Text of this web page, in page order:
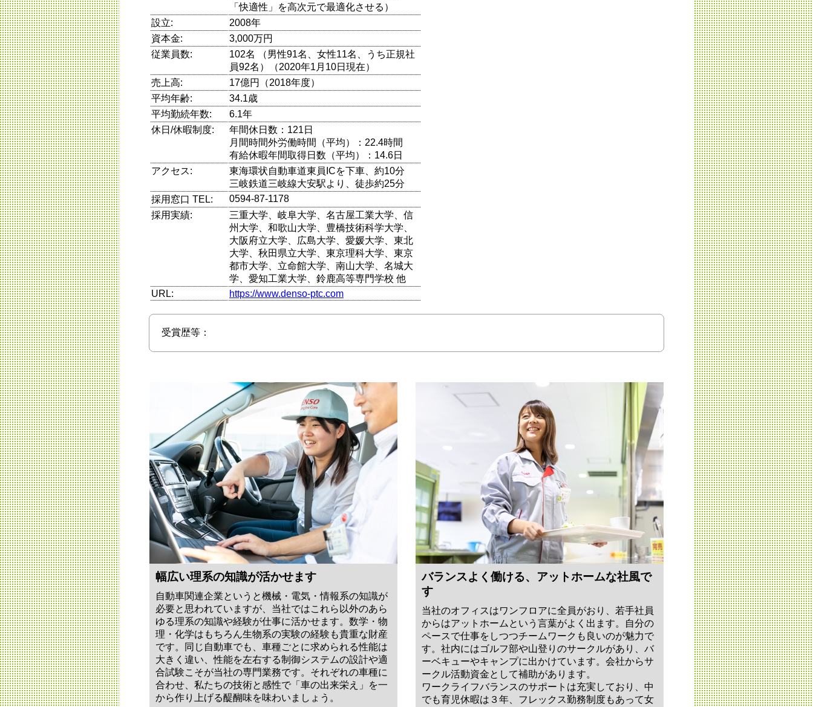
「快適性」を高次元で最適化させる）
設立:
2008年
資本金:
3,000万円
従業員数:
102名 （男性91名、女性11名、うち正規社
員92名）（2020年1月10日現在）
売上高:
17億円（2018年度）
平均年齢:
34.1歳
平均勤続年数:
6.1年
休日/休暇制度:
年間休日数：121日
月間時間外労働時間（平均）：22.4時間
有給休暇年間取得日数（平均）：14.6日
アクセス:
東海環状自動車道東員ICを下車、約10分
三岐鉄道三岐線大安駅より、徒歩約25分
採用窓口 TEL:
0594-87-1178
採用実績:
三重大学、岐阜大学、名古屋工業大学、信
州大学、和歌山大学、豊橋技術科学大学、
大阪府立大学、広島大学、愛媛大学、東北
大学、秋田県立大学、東京理科大学、東京
都市大学、立命館大学、南山大学、名城大
学、愛知工業大学、鈴鹿高等専門学校 他
URL:
https://www.denso-ptc.com
受賞歴等：
幅広い理系の知識が活かせます
自動車関連企業というと機械・電気・情報系の知識が
必要と思われていますが、当社ではこれら以外のあら
ゆる理系の知識や経験が仕事に活かせます。数学・物
理・化学はもちろん生物系の実験の経験も貴重な財産
です。同じ自動車でも、車種ごとに求められる性能は
大きく違い、性能を左右する制御システムの設計や適
合試験こそが当社の専門業務です。それぞれの車種に
合わせ、私たちの技術と感性で「車の出来栄え」を一
から作り上げる醍醐味を味わいましょう。
バランスよく働ける、アットホームな社風で
す
当社のオフィスはワンフロアに全員がおり、若手社員
からはアットホームという言葉がよく出ます。自分の
ペースで仕事をしつつチームワークも良いのが魅力で
す。社内にはゴルフ部や山登りのサークルがあり、バ
ーベキューやキャンプに出かけています。会社からサ
ークル活動資金として補助があります。
ワークライフバランスのサポートは充実しており、中
でも育児休暇は３年、フレックス勤務制度もあって女